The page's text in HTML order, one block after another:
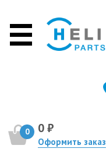
0 0 ₽
Оформить заказ